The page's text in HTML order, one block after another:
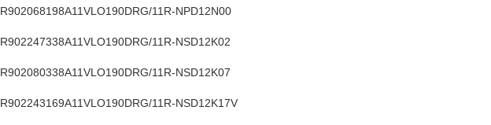
R902068198A11VLO190DRG/11R-NPD12N00
R902247338A11VLO190DRG/11R-NSD12K02
R902080338A11VLO190DRG/11R-NSD12K07
R902243169A11VLO190DRG/11R-NSD12K17V